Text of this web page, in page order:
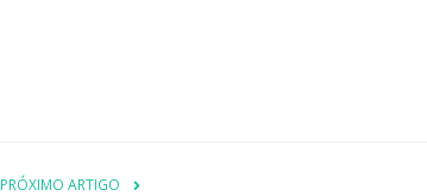
PRÓXIMO ARTIGO